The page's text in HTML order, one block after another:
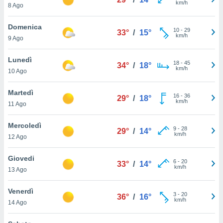
è
di
nostri
ci
un
la
di esso.
nella
8 Ago
km/h
Domenica
9 Ago
33° / 15° 10- 29
km/h
Lunedì
10 Ago
34° / 18° 18- 45
km/h
Martedì
11 Ago
29° / 18° 16- 36
km/h
Mercoledì
12 Ago
29° / 14° 9- 28
km/h
Giovedi
13 Ago
33° / 14° 6- 20
km/h
Venerdì
14 Ago
36° / 16° 3- 20
km/h